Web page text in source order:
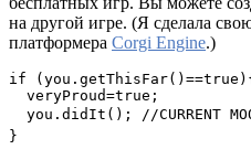
на другой игре. (Я сделала
платформера Corgi Engine.)
if
  veryProud=true;
you.didIt(); //CURRENT
}